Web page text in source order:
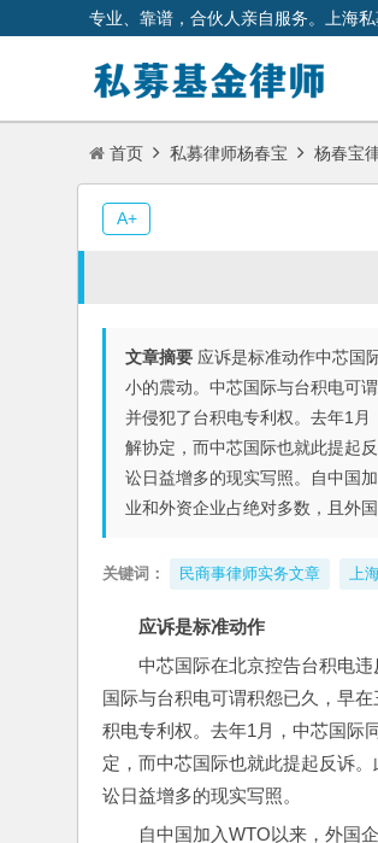
专业、靠谱，合伙人亲自服务。上海
首页 私募律师杨春宝 杨春宝
文章摘要 应诉是标准动作中芯国
小的震动。中芯国际与台积电可
并侵犯了台积电专利权。去年1
解协定，而中芯国际也就此提起
讼日益增多的现实写照。自中国
业和外资企业占绝对多数，且外
关键词： 民商事律师实务文章 上
应诉是标准动作
中芯国际在北京控告台积电
国际与台积电可谓积怨已久，早
积电专利权。去年1月，中芯国际
定，而中芯国际也就此提起反诉
讼日益增多的现实写照。
自中国加入WTO以来，外国
A+